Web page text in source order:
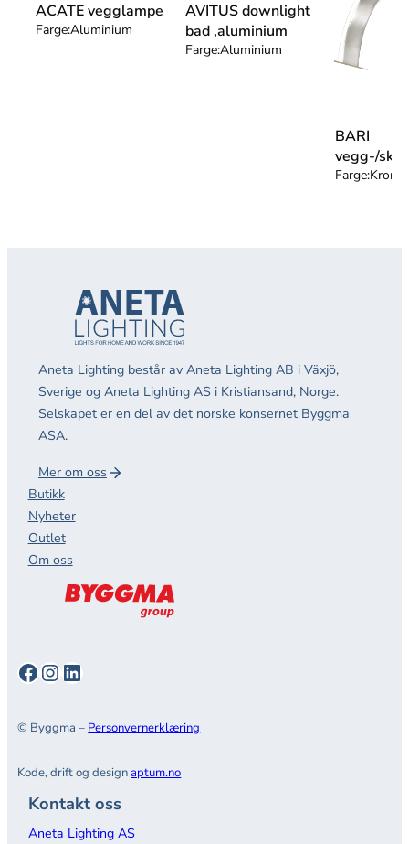
ACATE vegglampe
Farge:Aluminium
AVITUS downlight
bad ,aluminium
Farge:Aluminium
BARI
vegg-/
Farge:Krom
Aneta Lighting består av Aneta Lighting AB i Växjö,
Sverige og Aneta Lighting AS i Kristiansand, Norge.
Selskapet er en del av det norske konsernet Byggma
ASA.
Mer om oss
Butikk
Nyheter
Outlet
Om oss
Facebook
Instagram
LinkedIn
© Byggma – Personvernerklæring
Kode, drift og designaptum.no
Kontakt oss
Aneta Lighting AS